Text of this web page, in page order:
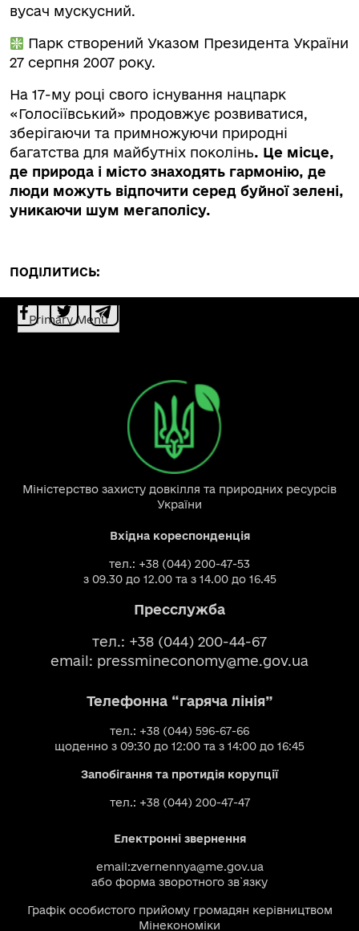
вусач мускусний.
Парк створений Указом Президента України
27 серпня 2007 року.
На 17-му році свого існування нацпарк
«Голосіївський» продовжує розвиватися,
зберігаючи та примножуючи природні
багатства для майбутніх поколінь. Це місце,
де природа і місто знаходять гармонію, де
люди можуть відпочити серед буйної зелені,
уникаючи шум мегаполісу.
ПОДІЛИТИСЬ:
Primary Menu
Міністерство захисту довкілля та природних ресурсів
України
Вхідна кореспонденція
тел.: +38 (044) 200-47-53
з 09.30 до 12.00 та з 14.00 до 16.45
Пресслужба
тел.: +38 (044) 200-44-67
email: pressmineconomy@me.gov.ua
Телефонна “гаряча лінія”
тел.: +38 (044) 596-67-66
щоденно з 09:30 до 12:00 та з 14:00 до 16:45
Запобігання та протидія корупції
тел.: +38 (044) 200-47-47
Електронні звернення
email:zvernennya@me.gov.ua
або форма зворотного зв`язку
Графік особистого прийому громадян керівництвом
Мінекономіки